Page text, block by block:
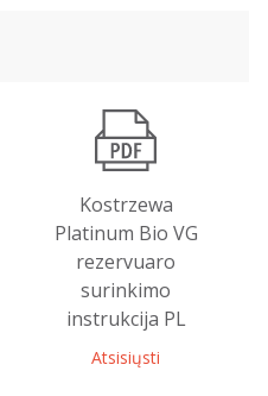
Kostrzewa
Platinum Bio VG
rezervuaro
surinkimo
instrukcija PL
Atsisiųsti